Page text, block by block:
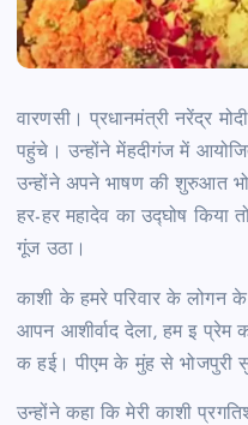
वारणसी। प्रधानमंत्री नरेंद्र
पहुंचे। उन्होंने मेंहदीगंज में
उन्होंने अपने भाषण की शुरुआत
हर-हर महादेव का उद्घोष किया
गूंज उठा।
काशी के हमरे परिवार के लोगन
आपन आशीर्वाद देला, हम इ प्रेम
क हई। पीएम के मुंह से भोजपुरी
उन्होंने कहा कि मेरी काशी